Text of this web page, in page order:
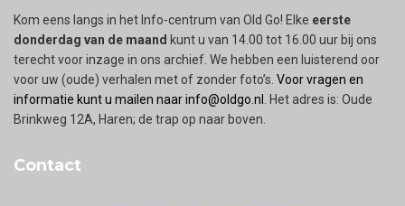
Kom eens langs in het Info-centrum van Old Go! Elke eerste
donderdag van de maand kunt u van 14.00 tot 16.00 uur bij ons
terecht voor inzage in ons archief. We hebben een luisterend oor
voor uw (oude) verhalen met of zonder foto’s. Voor vragen en
informatie kunt u mailen naar info@oldgo.nl
. Het adres is: Oude
Brinkweg 12A, Haren; de trap op naar boven.
Contact